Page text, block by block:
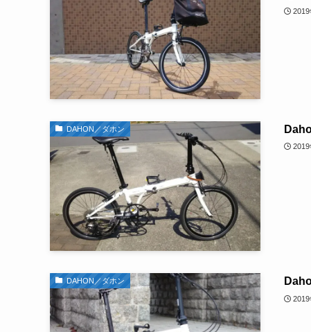
2019
DAHON／ダホン
2019
DAHON／ダホン
2019